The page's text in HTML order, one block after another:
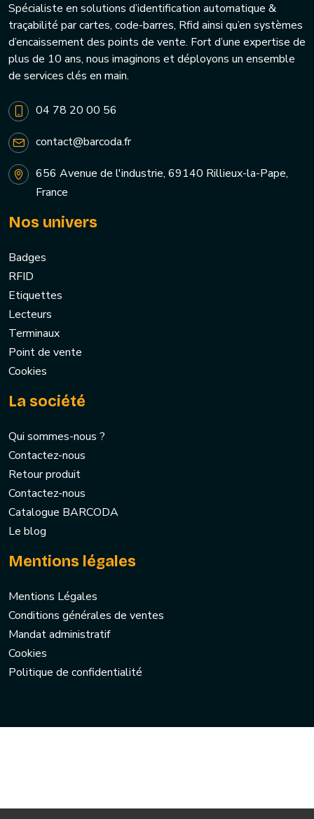
Spécialiste en solutions d’identification automatique &
traçabilité par cartes, code-barres, Rfid ainsi qu’en systèmes
d’encaissement des points de vente. Fort d’une expertise de
plus de 10 ans, nous imaginons et déployons un ensemble
de services clés en main.
04 78 20 00 56
contact@barcoda.fr
656 Avenue de l'industrie, 69140 Rillieux-la-Pape,
France
Nos univers
Badges
RFID
Etiquettes
Lecteurs
Terminaux
Point de vente
Cookies
La société
Qui sommes-nous ?
Contactez-nous
Retour produit
Contactez-nous
Catalogue BARCODA
Le blog
Mentions légales
Mentions Légales
Conditions générales de ventes
Mandat administratif
Cookies
Politique de confidentialité